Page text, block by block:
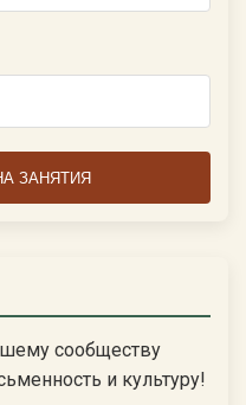
ЗАНЯТИЯ
сообществу
и культуру!